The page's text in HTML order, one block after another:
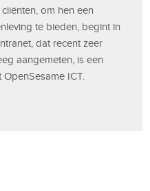
om hen een
te bieden, begint in
dat recent zeer
aangemeten, is een
ICT.